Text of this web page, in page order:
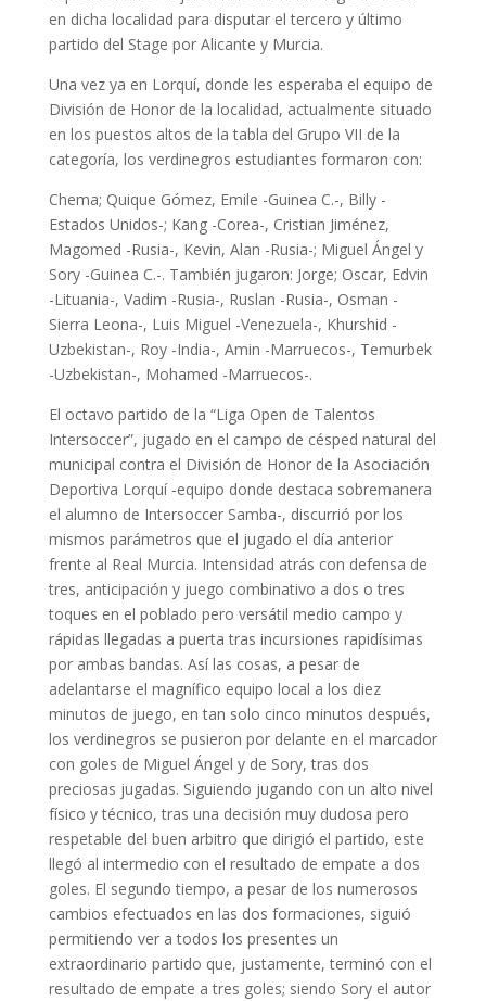
en dicha localidad para disputar el tercero y último
partido del Stage por Alicante y Murcia.
Una vez ya en Lorquí, donde les esperaba el equipo de
División de Honor de la localidad, actualmente situado
en los puestos altos de la tabla del Grupo VII de la
categoría, los verdinegros estudiantes formaron con:
Chema; Quique Gómez, Emile -Guinea C.-, Billy -
Estados Unidos-; Kang -Corea-, Cristian Jiménez,
Magomed -Rusia-, Kevin, Alan -Rusia-; Miguel Ángel y
Sory -Guinea C.-. También jugaron: Jorge; Oscar, Edvin
-Lituania-, Vadim -Rusia-, Ruslan -Rusia-, Osman -
Sierra Leona-, Luis Miguel -Venezuela-, Khurshid -
Uzbekistan-, Roy -India-, Amin -Marruecos-, Temurbek
-Uzbekistan-, Mohamed -Marruecos-.
El octavo partido de la “Liga Open de Talentos
Intersoccer”, jugado en el campo de césped natural del
municipal contra el División de Honor de la Asociación
Deportiva Lorquí -equipo donde destaca sobremanera
el alumno de Intersoccer Samba-, discurrió por los
mismos parámetros que el jugado el día anterior
frente al Real Murcia. Intensidad atrás con defensa de
tres, anticipación y juego combinativo a dos o tres
toques en el poblado pero versátil medio campo y
rápidas llegadas a puerta tras incursiones rapidísimas
por ambas bandas. Así las cosas, a pesar de
adelantarse el magnífico equipo local a los diez
minutos de juego, en tan solo cinco minutos después,
los verdinegros se pusieron por delante en el marcador
con goles de Miguel Ángel y de Sory, tras dos
preciosas jugadas. Siguiendo jugando con un alto nivel
físico y técnico, tras una decisión muy dudosa pero
respetable del buen arbitro que dirigió el partido, este
llegó al intermedio con el resultado de empate a dos
goles. El segundo tiempo, a pesar de los numerosos
cambios efectuados en las dos formaciones, siguió
permitiendo ver a todos los presentes un
extraordinario partido que, justamente, terminó con el
resultado de empate a tres goles; siendo Sory el autor